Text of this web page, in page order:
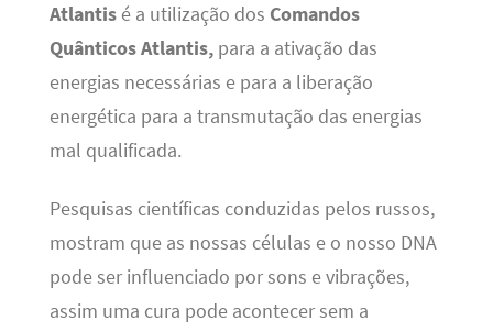
Atlantisé a utilização dos Comandos
Quânticos Atlantis,para a ativação das
energias necessárias e para a liberação
energética para a transmutação das energias
mal qualificada.
Pesquisas científicas conduzidas pelos russos,
mostram que as nossas células e o nosso DNA
pode ser influenciado por sons e vibrações,
assim uma cura pode acontecer sem a